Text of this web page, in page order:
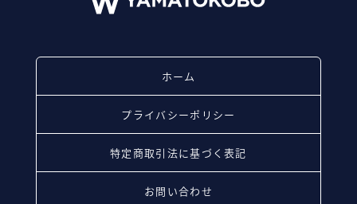
ホーム
プライバシーポリシー
特定商取引法に基づく表記
お問い合わせ